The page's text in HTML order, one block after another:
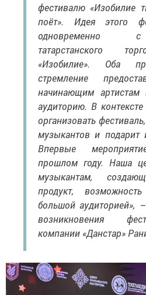
фестивалю «Изобилие
поёт». Идея этого
одновременно
татарстанского
«Изобилие». Оба
стремление
начинающим
аудиторию. В
организовать
музыкантов и подарит
Впервые
прошлом году. Наша
музыкантам,
продукт,
большой аудиторией»,
возникновения
компании «Данстар»